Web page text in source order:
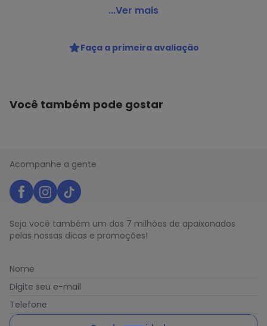
Liz - Sutiã com Aro e Bojo Push Up Liz 51805 Taça C
Colecao : LIZ C
...Ver mais
Faça a primeira avaliação
Você também pode gostar
Acompanhe a gente
Seja você também um dos 7 milhões de apaixonados
pelas nossas dicas e promoções!
Nome
Digite seu e-mail
Telefone